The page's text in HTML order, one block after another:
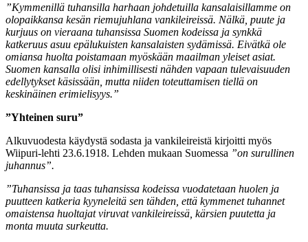
”Kymmenillä tuhansilla harhaan johdetuilla kansalaisillamme on
olopaikkansa kesän riemujuhlana vankileireissä. Nälkä, puute ja
kurjuus on vieraana tuhansissa Suomen kodeissa ja synkkä
katkeruus asuu epälukuisten kansalaisten sydämissä. Eivätkä ole
omiansa huolta poistamaan myöskään maailman yleiset asiat.
Suomen kansalla olisi inhimillisesti nähden vapaan tulevaisuuden
edellytykset käsissään, mutta niiden toteuttamisen tiellä on
keskinäinen erimielisyys.”
”Yhteinen suru”
Alkuvuodesta käydystä sodasta ja vankileireistä kirjoitti myös
Wiipuri-lehti 23.6.1918. Lehden mukaan Suomessa ”on surullinen
juhannus”.
”Tuhansissa ja taas tuhansissa kodeissa vuodatetaan huolen ja
puutteen katkeria kyyneleitä sen tähden, että kymmenet tuhannet
omaistensa huoltajat viruvat vankileireissä, kärsien puutetta ja
monta muuta surkeutta.